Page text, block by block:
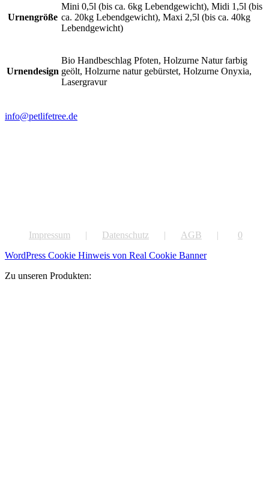
Urnengröße
Mini 0,5l (bis ca. 6kg Lebendgewicht), Midi 1,5l (bis
ca. 20kg Lebendgewicht), Maxi 2,5l (bis ca. 40kg
Lebendgewicht)
Urnendesign
Bio Handbeschlag Pfoten, Holzurne Natur farbig
geölt, Holzurne natur gebürstet, Holzurne Onyxia,
Lasergravur
info@petlifetree.de
Impressum Datenschutz AGB
0
WordPress Cookie Hinweis von Real Cookie Banner
Zu unseren Produkten: